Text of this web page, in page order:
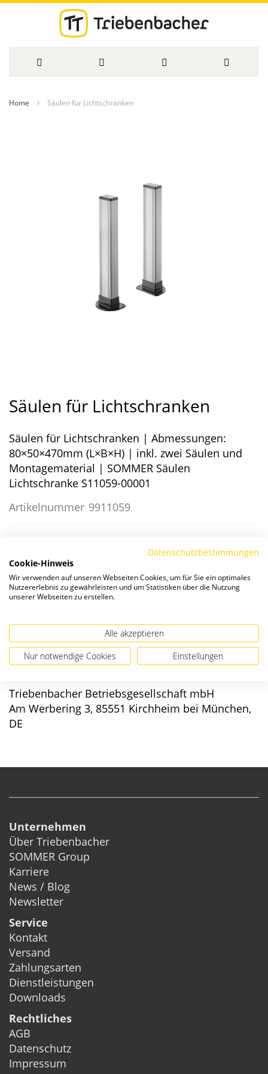
Home Säulen für Lichtschranken
Anfang
der
springen
Säulen für Lichtschranken
Säulen für Lichtschranken | Abmessungen:
80×50×470mm (L×B×H) | inkl. zwei Säulen und
Montagematerial | SOMMER Säulen
Lichtschranke S11059-00001
Artikelnummer 9911059
Verfügbarkeit:
Angaben zur Produktsicherheit
Triebenbacher Betriebsgesellschaft mbH
Am Werbering 3, 85551 Kirchheim bei München,
DE
Unternehmen
Über Triebenbacher
SOMMER Group
Karriere
News / Blog
Newsletter
Service
Kontakt
Versand
Zahlungsarten
Dienstleistungen
Downloads
Rechtliches
AGB
Datenschutz
Impressum
Datenschutzbestimmungen
Cookie-Hinweis
Wir verwenden auf unseren Webseiten Cookies, um für Sie ein optimales
Nutzererlebnis zu gewährleisten und um Statistiken über die Nutzung
unserer Webseiten zu erstellen.
Alle akzeptieren
Nur notwendige Cookies Einstellungen